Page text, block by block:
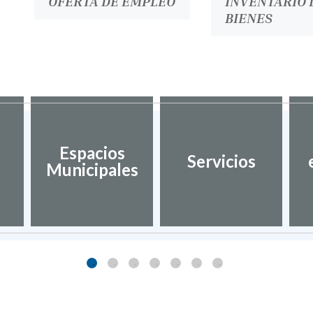
BIENES
Espacios
Municipales
Servicios